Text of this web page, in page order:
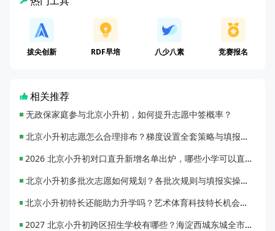
拔尖创新 RDF早培 八少八素 竞赛报名
相关推荐
无政保家庭参与北京小升初，如何提升志愿中签概率？
北京小升初志愿怎么合理排布？梯度设置全套策略与填报避坑指南
2026 北京小升初对口直升新增名单出炉，哪些小学可以直升优质初中？
北京小升初多批次志愿如何规划？各批次规则与填报实操指南
北京小升初特长还能助力升学吗？艺术体育科技特长机会与误区全面解析
2027 北京小升初跨区招生学校有哪些？海淀西城东城全市招生校完整汇总